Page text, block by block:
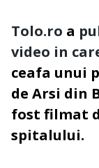
Tolo.ro a
video in
ceafa unui
de Arsi din
fost filmat
spitalului.